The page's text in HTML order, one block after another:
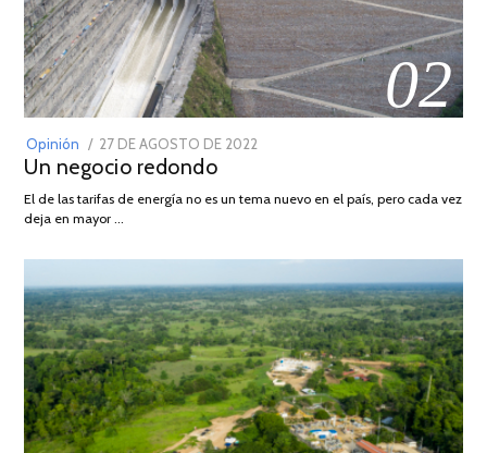
02
Opinión
POSTED
ON
27 DE AGOSTO DE 2022
DE
Un negocio redondo
El de las tarifas de energía no es un tema nuevo en el país, pero cada vez
deja en mayor …